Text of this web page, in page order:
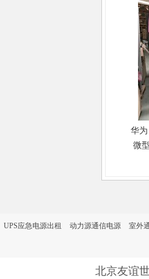
华为
微
室外
动力源通信电源
UPS应急电源出租
北京友谊